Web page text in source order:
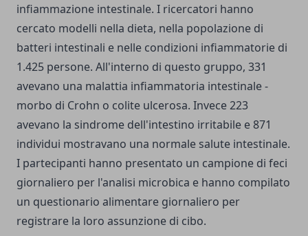
infiammazione intestinale. I ricercatori hanno
cercato modelli nella dieta, nella popolazione di
batteri intestinali e nelle condizioni infiammatorie di
1.425 persone. All'interno di questo gruppo, 331
avevano una malattia infiammatoria intestinale -
morbo di Crohn o colite ulcerosa. Invece 223
avevano la sindrome dell'intestino irritabile e 871
individui mostravano una normale salute intestinale.
I partecipanti hanno presentato un campione di feci
giornaliero per l'analisi microbica e hanno compilato
un questionario alimentare giornaliero per
registrare la loro assunzione di cibo.